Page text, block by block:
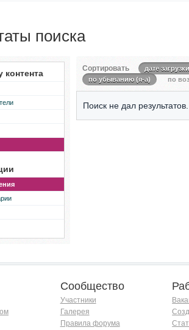
поиска
контента Сортировать
дате загрузки
по убыванию (я-а)
по
Поиск не дал результатов.
Сообщество
Участники
Галерея
Правила форума